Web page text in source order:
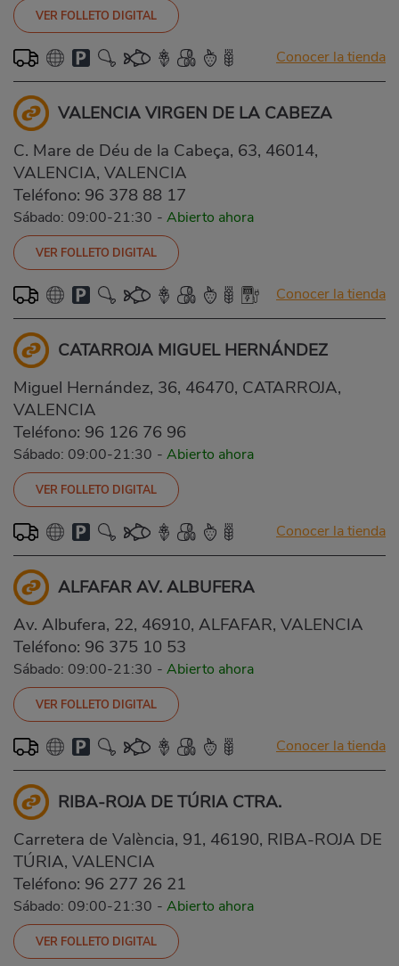
VER FOLLETO DIGITAL
Conocer la tienda
VALENCIA VIRGEN DE LA CABEZA
C. Mare de Déu de la Cabeça, 63, 46014,
VALENCIA, VALENCIA
Teléfono: 96 378 88 17
Sábado: 09:00-21:30 - Abierto ahora
VER FOLLETO DIGITAL
Conocer la tienda
CATARROJA MIGUEL HERNÁNDEZ
Miguel Hernández, 36, 46470, CATARROJA,
VALENCIA
Teléfono: 96 126 76 96
Sábado: 09:00-21:30 - Abierto ahora
VER FOLLETO DIGITAL
Conocer la tienda
ALFAFAR AV. ALBUFERA
Av. Albufera, 22, 46910, ALFAFAR, VALENCIA
Teléfono: 96 375 10 53
Sábado: 09:00-21:30 - Abierto ahora
VER FOLLETO DIGITAL
Conocer la tienda
RIBA-ROJA DE TÚRIA CTRA.
Carretera de València, 91, 46190, RIBA-ROJA DE
TÚRIA, VALENCIA
Teléfono: 96 277 26 21
Sábado: 09:00-21:30 - Abierto ahora
VER FOLLETO DIGITAL